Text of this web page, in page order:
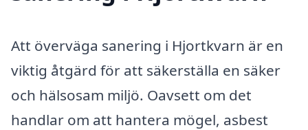
Att överväga sanering i Hjortkvarn är en
viktig åtgärd för att säkerställa en säker
och hälsosam miljö. Oavsett om det
handlar om att hantera mögel, asbest